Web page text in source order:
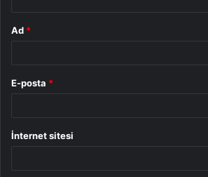
Ad *
E-posta *
İnternet sitesi